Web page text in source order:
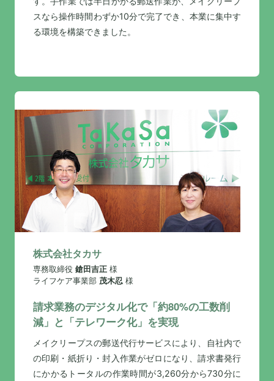
スなら操作時間わずか10分で完了でき、本業に集中す
る環境を構築できました。
株式会社タカサ
専務取締役 鎗田吉正様
ライフケア事業部 茂木忍様
請求業務のデジタル化で「約80%の工数削
減」と「テレワーク化」を実現
メイクリープスの郵送代行サービスにより、自社内で
の印刷・紙折り・封入作業がゼロになり、請求書発行
にかかるトータルの作業時間が3,260分から730分に